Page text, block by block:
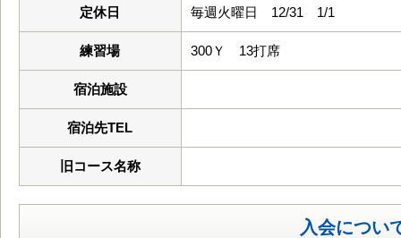
定休日 毎週火曜日 12/31 1/1
練習場 300Ｙ 13打席
宿泊施設
宿泊先TEL
旧コース名称
入会につい